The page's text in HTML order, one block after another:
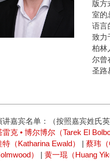
版方
室的
语言
致力
柏林
尔曾
圣路
讲嘉宾名单：（按照嘉宾姓氏英
雷克 • 博尔博尔（Tarek El
特（Katharina Ewald）
| 蔡玮（
）
| 黄一琨（Huang